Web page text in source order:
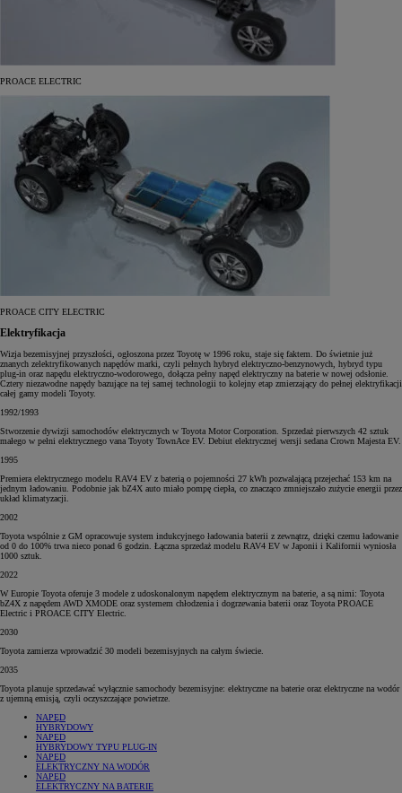
PROACE ELECTRIC
PROACE CITY ELECTRIC
Elektryfikacja
Wizja bezemisyjnej przyszłości, ogłoszona przez Toyotę w 1996 roku, staje się faktem. Do świetnie już
znanych zelektryfikowanych napędów marki, czyli pełnych hybryd elektryczno-benzynowych, hybryd typu
plug-in oraz napędu elektryczno-wodorowego, dołącza pełny napęd elektryczny na baterie w nowej odsłonie.
Cztery niezawodne napędy bazujące na tej samej technologii to kolejny etap zmierzający do pełnej elektryfikacji
całej gamy modeli Toyoty.
1992/1993
Stworzenie dywizji samochodów elektrycznych w Toyota Motor Corporation. Sprzedaż pierwszych 42 sztuk
małego w pełni elektrycznego vana Toyoty TownAce EV. Debiut elektrycznej wersji sedana Crown Majesta EV.
1995
Premiera elektrycznego modelu RAV4 EV z baterią o pojemności 27 kWh pozwalającą przejechać 153 km na
jednym ładowaniu. Podobnie jak bZ4X auto miało pompę ciepła, co znacząco zmniejszało zużycie energii przez
układ klimatyzacji.
2002
Toyota wspólnie z GM opracowuje system indukcyjnego ładowania baterii z zewnątrz, dzięki czemu ładowanie
od 0 do 100% trwa nieco ponad 6 godzin. Łączna sprzedaż modelu RAV4 EV w Japonii i Kalifornii wyniosła
1000 sztuk.
2022
W Europie Toyota oferuje 3 modele z udoskonalonym napędem elektrycznym na baterie, a są nimi: Toyota
bZ4X z napędem AWD XMODE oraz systemem chłodzenia i dogrzewania baterii oraz Toyota PROACE
Electric i PROACE CITY Electric.
2030
Toyota zamierza wprowadzić 30 modeli bezemisyjnych na całym świecie.
2035
Toyota planuje sprzedawać wyłącznie samochody bezemisyjne: elektryczne na baterie oraz elektryczne na wodór
z ujemną emisją, czyli oczyszczające powietrze.
NAPĘD
HYBRYDOWY
NAPĘD
HYBRYDOWY TYPU PLUG-IN
NAPĘD
ELEKTRYCZNY NA WODÓR
NAPĘD
ELEKTRYCZNY NA BATERIE